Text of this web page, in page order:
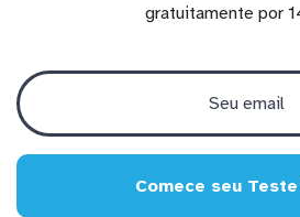
gratuitamente por
Comece seu